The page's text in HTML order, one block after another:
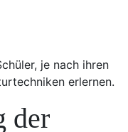
je nach ihren
erlernen.
der